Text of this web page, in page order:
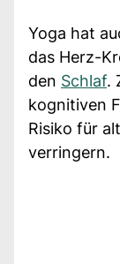
Yoga hat
das Herz-
den Schlaf.
kognitiven
Risiko für
verringern.